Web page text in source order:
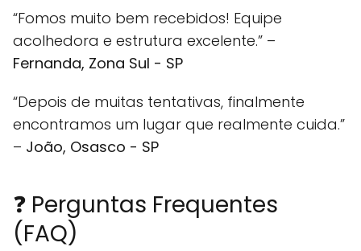
“Fomos muito bem recebidos! Equipe
acolhedora e estrutura excelente.” –
Fernanda, Zona Sul - SP
“Depois de muitas tentativas, finalmente
encontramos um lugar que realmente cuida.”
– João, Osasco - SP
❓ Perguntas Frequentes
(FAQ)